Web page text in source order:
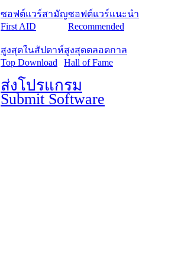
ซอฟต์แวร์สามัญ
First AID
ซอฟต์แวร์แนะนำ
Recommended
สูงสุดในสัปดาห์
Top Download
สูงสุดตลอดกาล
Hall of Fame
ส่งโปรแกรม
Submit Software